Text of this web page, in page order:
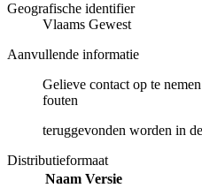
Geografische identifier
Vlaams Gewest
Aanvullende informatie
Gelieve contact op te
fouten
teruggevonden worden in
Distributieformaat
Naam Versie